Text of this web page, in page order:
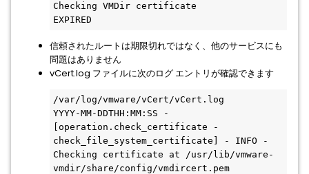
Checking VMDir certificate
EXPIRED
信頼されたルートは期限切れではなく、他のサービスにも
問題はありません
vCert.log ファイルに次のログ エントリが確認できます
/var/log/vmware/vCert/vCert.log
YYYY-MM-DDTHH:MM:SS -
[operation.check_certificate -
check_file_system_certificate] - INFO -
Checking certificate at /usr/lib/vmware-
vmdir/share/config/vmdircert.pem